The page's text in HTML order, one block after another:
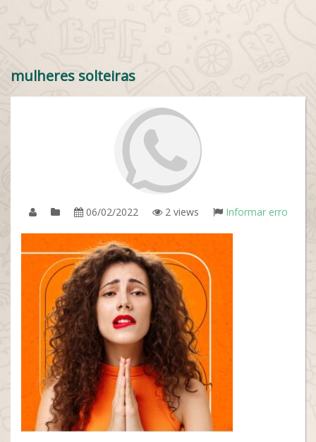
mulheres solteiras
06/02/2022 2 views Informar erro